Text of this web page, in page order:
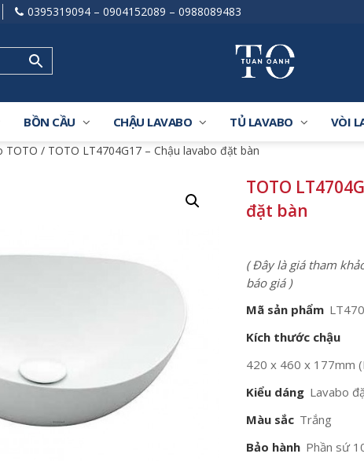
0395319094 – 0904152089 – 0988089483
BỒN CẦU CHẬU LAVABO TỦ LAVABO VÒI
TOTO / TOTO LT4704G17 – Chậu lavabo đặt bàn
TOTO
đặt bàn
( Đây là giá tham
báo giá )
Mã sản phẩm
Kích thước chậu
420 x 460 x 177mm
Kiểu dáng Lavabo
Màu sắc Trắng
Bảo hành Phần sứ